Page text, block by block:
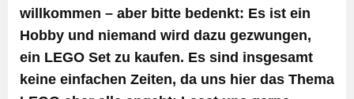
willkommen – aber bitte bedenkt: Es ist ein
Hobby und niemand wird dazu gezwungen,
ein LEGO Set zu kaufen. Es sind insgesamt
keine einfachen Zeiten, da uns hier das Thema